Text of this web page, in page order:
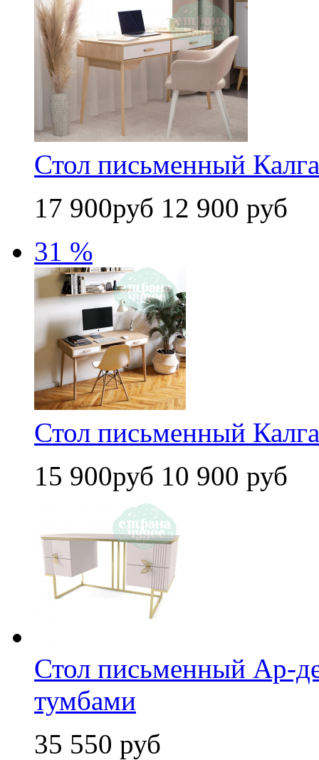
Стол письменный
17 900руб 12 900 руб
31 %
Стол письменный
15 900руб 10 900 руб
Стол письменный Ар-
тумбами
35 550 руб